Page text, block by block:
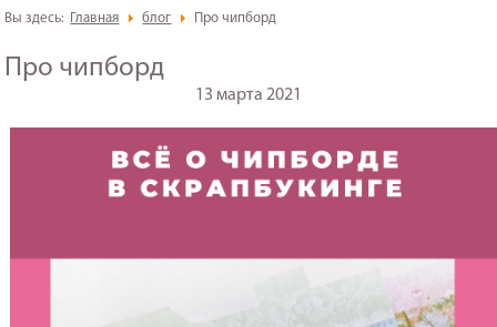
Вы здесь: Главная блог Про чипборд
Про чипборд
13 марта 2021